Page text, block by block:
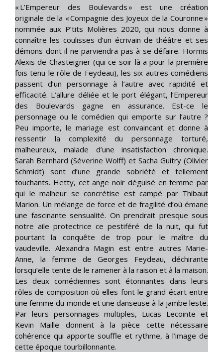
« L’Empereur des Boulevards » est une création
originale de la « Compagnie des Joyeux de la Couronne »
nommée aux P’tits Molières 2020, qui nous donne à
connaître les coulisses d’un écrivain de théâtre et ses
démons dont il ne parviendra pas à se défaire. Hormis
Alexis de Chasteigner (qui ce soir-là a pour la première
fois tenu le rôle de Feydeau), les six autres comédiens
passent d’un personnage à l’autre avec rapidité et
efficacité. L’allure déliée et le port élégant, l’Empereur
des Boulevards gagne en assurance. Est-ce le
personnage ou le comédien qui emporte sur l’autre ?
Peu importe, le mariage est convaincant et donne à
ressentir la complexité du personnage torturé,
malheureux, malade d’une insatisfaction chronique.
Sarah Bernhard (Séverine Wolff) et Sacha Guitry (Olivier
Schmidt) sont d’une grande sobriété et tellement
touchants. Hetty, cet ange noir déguisé en femme par
qui le malheur se concrétise est campé par Thibaut
Marion. Un mélange de force et de fragilité d’où émane
une fascinante sensualité. On prendrait presque sous
notre aile protectrice ce pestiféré de la nuit, qui fut
pourtant la conquête de trop pour le maître du
vaudeville. Alexandra Magin est entre autres Marie-
Anne, la femme de Georges Feydeau, déchirante
lorsqu’elle tente de le ramener à la raison et à la maison.
Les deux comédiennes sont étonnantes dans leurs
rôles de composition où elles font le grand écart entre
une femme du monde et une danseuse à la jambe leste.
Par leurs personnages multiples, Lucas Lecointe et
Kevin Maille donnent à la pièce cette nécessaire
cohérence qui apporte souffle et rythme, à l’image de
cette époque tourbillonnante.